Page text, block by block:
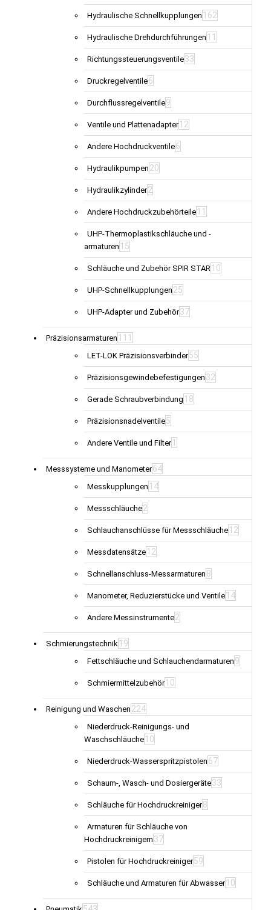
Hydraulische Schnellkupplungen 162
Hydraulische Drehdurchführungen 11
Richtungssteuerungsventile33
Druckregelventile6
Durchflussregelventile9
Ventile und Plattenadapter 12
Andere Hochdruckventile6
Hydraulikpumpen 20
Hydraulikzylinder2
Andere Hochdruckzubehörteile 11
UHP-Thermoplastikschläuche und -
armaturen 15
Schläuche und Zubehör SPIR STAR 10
UHP-Schnellkupplungen 25
UHP-Adapter und Zubehör37
Präzisionsarmaturen 111
LET-LOK Präzisionsverbinder55
Präzisionsgewindebefestigungen 32
Gerade Schraubverbindung 18
Präzisionsnadelventile5
Andere Ventile und Filter 1
Messsysteme und Manometer64
Messkupplungen 14
Messschläuche2
Schlauchanschlüsse für Messschläuche 12
Messdatensätze 12
Schnellanschluss-Messarmaturen 8
Manometer, Reduzierstücke und Ventile 14
Andere Messinstrumente2
Schmierungstechnik 19
Fettschläuche und Schlauchendarmaturen 9
Schmiermittelzubehör 10
Reinigung und Waschen 224
Niederdruck-Reinigungs- und
Waschschläuche 10
Niederdruck-Wasserspritzpistolen 67
Schaum-, Wasch- und Dosiergeräte33
Schläuche für Hochdruckreiniger8
Armaturen für Schläuche von
Hochdruckreinigern 37
Pistolen für Hochdruckreiniger59
Schläuche und Armaturen für Abwasser 10